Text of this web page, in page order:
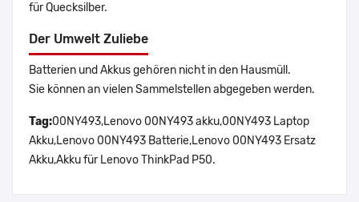
für Quecksilber.
Der Umwelt Zuliebe
Batterien und Akkus gehören nicht in den Hausmüll.
Sie können an vielen Sammelstellen abgegeben werden.
Tag:00NY493,Lenovo 00NY493 akku,00NY493 Laptop
Akku,Lenovo 00NY493 Batterie,Lenovo 00NY493 Ersatz
Akku,Akku für Lenovo ThinkPad P50.